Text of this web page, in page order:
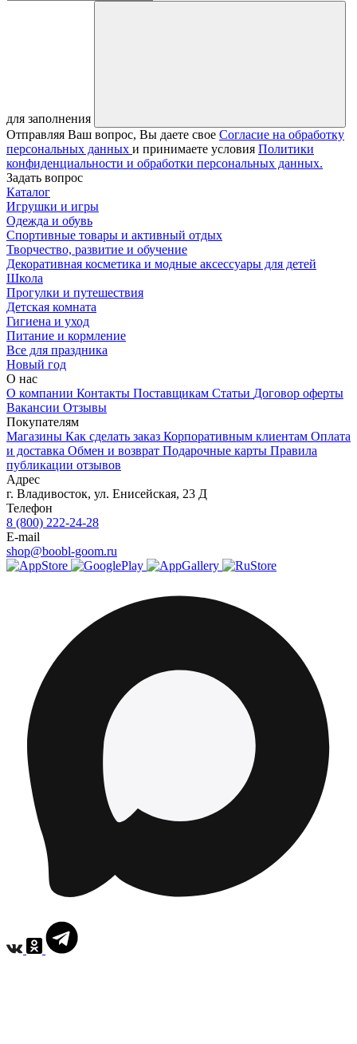
для заполнения
Отправляя Ваш вопрос, Вы даете свое Согласие на обработку
персональных данных и принимаете условия Политики
конфиденциальности и обработки персональных данных.
Задать вопрос
Каталог
Игрушки и игры
Одежда и обувь
Спортивные товары и активный отдых
Творчество, развитие и обучение
Декоративная косметика и модные аксессуары для детей
Школа
Прогулки и путешествия
Детская комната
Гигиена и уход
Питание и кормление
Все для праздника
Новый год
О нас
О компании Контакты Поставщикам Статьи Договор оферты
Вакансии Отзывы
Покупателям
Магазины Как сделать заказ Корпоративным клиентам Оплата
и доставка Обмен и возврат Подарочные карты Правила
публикации отзывов
Адрес
г. Владивосток, ул. Енисейская, 23 Д
Телефон
8 (800) 222-24-28
E-mail
shop@boobl-goom.ru